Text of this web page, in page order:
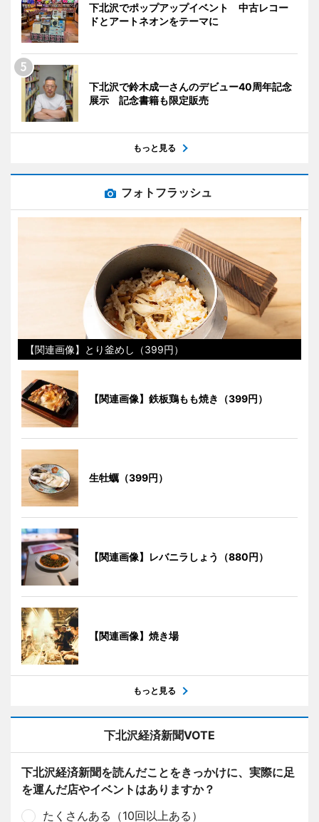
下北沢でポップアップイベント 中古レコー
ドとアートネオンをテーマに
下北沢で鈴木成一さんのデビュー40周年記念
展示 記念書籍も限定販売
もっと見る
フォトフラッシュ
【関連画像】とり釜めし（399円）
【関連画像】鉄板鶏もも焼き（399円）
生牡蠣（399円）
【関連画像】レバニラしょう（880円）
【関連画像】焼き場
もっと見る
下北沢経済新聞VOTE
下北沢経済新聞を読んだことをきっかけに、実際に足
を運んだ店やイベントはありますか？
たくさんある（10回以上ある）